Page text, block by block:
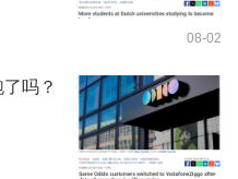
08-02
吗？